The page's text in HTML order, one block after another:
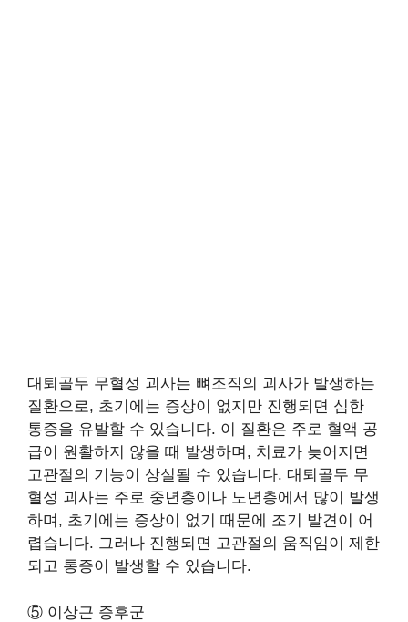
대퇴골두 무혈성 괴사는 뼈조직의 괴사가 발생하는
질환으로, 초기에는 증상이 없지만 진행되면 심한
통증을 유발할 수 있습니다. 이 질환은 주로 혈액 공
급이 원활하지 않을 때 발생하며, 치료가 늦어지면
고관절의 기능이 상실될 수 있습니다. 대퇴골두 무
혈성 괴사는 주로 중년층이나 노년층에서 많이 발생
하며, 초기에는 증상이 없기 때문에 조기 발견이 어
렵습니다. 그러나 진행되면 고관절의 움직임이 제한
되고 통증이 발생할 수 있습니다.
⑤ 이상근 증후군